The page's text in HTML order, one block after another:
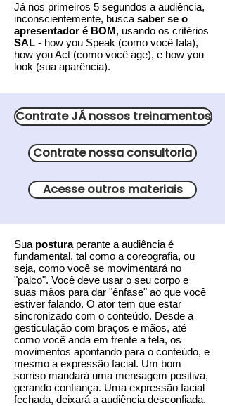
Já nos primeiros 5 segundos a audiência,
inconscientemente, busca saber se o
apresentador é BOM, usando os critérios
SAL - how you Speak (como você fala),
how you Act (como você age), e how you
look (sua aparência).
Contrate JÁ nossos treinamentos
Contrate nossa consultoria
Acesse outros materiais
Sua posturaperante a audiência é
fundamental, tal como a coreografia, ou
seja, como você se movimentará no
"palco". Você deve usar o seu corpo e
suas mãos para dar "ênfase" ao que você
estiver falando. O ator tem que estar
sincronizado com o conteúdo. Desde a
gesticulação com braços e mãos, até
como você anda em frente a tela, os
movimentos apontando para o conteúdo, e
mesmo a expressão facial. Um bom
sorriso mandará uma mensagem positiva,
gerando confiança. Uma expressão facial
fechada, deixará a audiência desconfiada.